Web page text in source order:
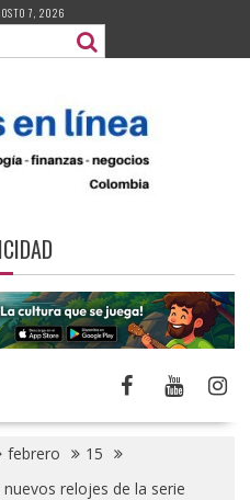
7, 2026
febrero
15
relojes de la serie